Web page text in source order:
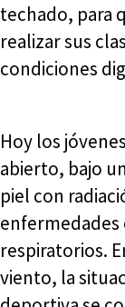
techado, para
realizar sus
condiciones
Hoy los
abierto, bajo
piel con
enfermedades
respiratorios.
viento, la